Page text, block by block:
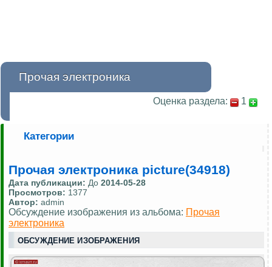
Прочая электроника
Оценка раздела: 1
Категории
Прочая электроника picture(34918)
Дата публикации: До 2014-05-28
Просмотров: 1377
Автор: admin
Обсуждение изображения из альбома: Прочая
электроника
ОБСУЖДЕНИЕ ИЗОБРАЖЕНИЯ